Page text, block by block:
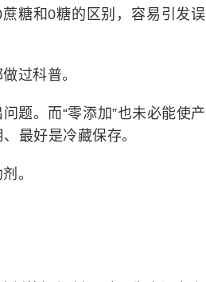
糖和0糖的区别，容易引发误
过科普。
题。而“零添加”也未必能使产
最好是冷藏保存。
。